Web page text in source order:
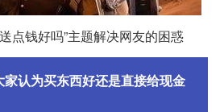
点钱好吗”主题解决网友的困惑
家认为买东西好还是直接给现金